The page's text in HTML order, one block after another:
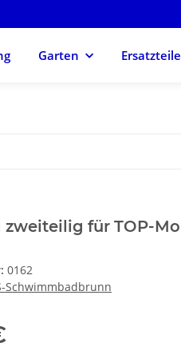
Garten Ersatzteile
zweiteilig für TOP-
0162
Schwimmbadbrunn